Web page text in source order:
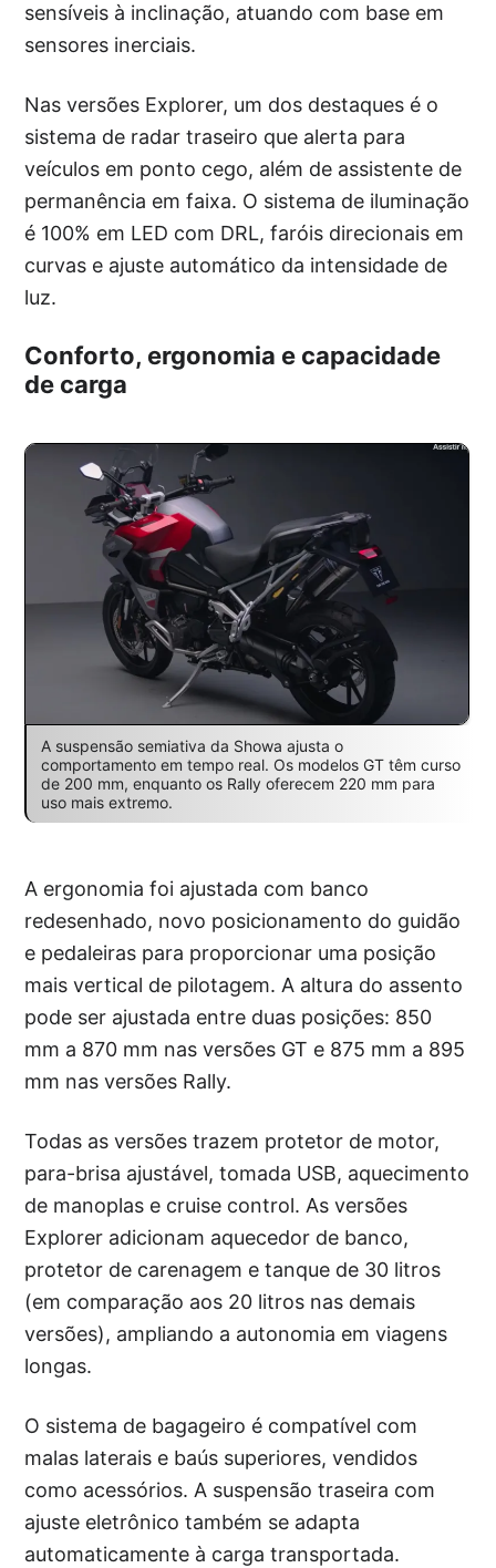
sensíveis à inclinação, atuando com base em
sensores inerciais.
Nas versões Explorer, um dos destaques é o
sistema de radar traseiro que alerta para
veículos em ponto cego, além de assistente de
permanência em faixa. O sistema de iluminação
é 100% em LED com DRL, faróis direcionais em
curvas e ajuste automático da intensidade de
luz.
Conforto, ergonomia e capacidade
de carga
A suspensão semiativa da Showa ajusta o
comportamento em tempo real. Os modelos GT têm curso
de 200 mm, enquanto os Rally oferecem 220 mm para
uso mais extremo.
A ergonomia foi ajustada com banco
redesenhado, novo posicionamento do guidão
e pedaleiras para proporcionar uma posição
mais vertical de pilotagem. A altura do assento
pode ser ajustada entre duas posições: 850
mm a 870 mm nas versões GT e 875 mm a 895
mm nas versões Rally.
Todas as versões trazem protetor de motor,
para-brisa ajustável, tomada USB, aquecimento
de manoplas e cruise control. As versões
Explorer adicionam aquecedor de banco,
protetor de carenagem e tanque de 30 litros
(em comparação aos 20 litros nas demais
versões), ampliando a autonomia em viagens
longas.
O sistema de bagageiro é compatível com
malas laterais e baús superiores, vendidos
como acessórios. A suspensão traseira com
ajuste eletrônico também se adapta
automaticamente à carga transportada.